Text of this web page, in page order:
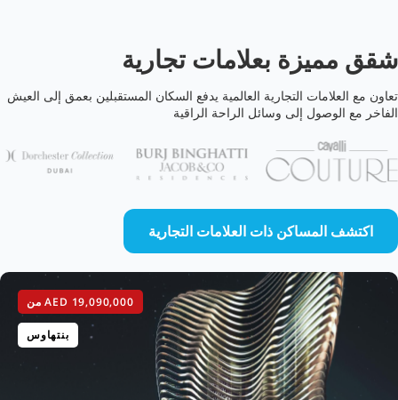
شقق مميزة بعلامات تجارية
تعاون مع العلامات التجارية العالمية يدفع السكان المستقبلين بعمق إلى العيش
الفاخر مع الوصول إلى وسائل الراحة الراقية
اكتشف المساكن ذات العلامات التجارية
AED 19,090,000 من
بنتهاوس